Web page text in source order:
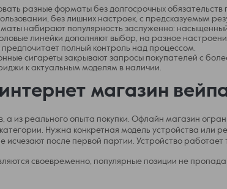
разные форматы без долгосрочных
без лишних настроек, с предсказуемым
набирают популярность заслуженно:
линейки дополняют выбор, на разное
полный контроль над процессом.
сигареты закрывают запросы покупателей с
к актуальным моделям в наличии.
магазин
а из реального опыта покупки. Офлайн магазин
Нужна конкретная модель устройства
исчезают после первой партии. Устройство работает
своевременно, популярные позиции не